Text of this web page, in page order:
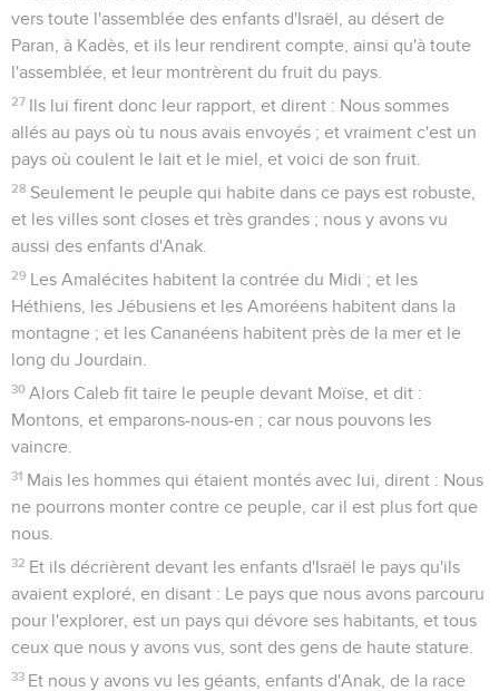
vers toute l'assemblée des enfants d'Israël, au désert de
Paran, à Kadès, et ils leur rendirent compte, ainsi qu'à toute
l'assemblée, et leur montrèrent du fruit du pays.
27 Ils lui firent donc leur rapport, et dirent : Nous sommes
allés au pays où tu nous avais envoyés ; et vraiment c'est un
pays où coulent le lait et le miel, et voici de son fruit.
28 Seulement le peuple qui habite dans ce pays est robuste,
et les villes sont closes et très grandes ; nous y avons vu
aussi des enfants d'Anak.
29 Les Amalécites habitent la contrée du Midi ; et les
Héthiens, les Jébusiens et les Amoréens habitent dans la
montagne ; et les Cananéens habitent près de la mer et le
long du Jourdain.
30 Alors Caleb fit taire le peuple devant Moïse, et dit :
Montons, et emparons-nous-en ; car nous pouvons les
vaincre.
31 Mais les hommes qui étaient montés avec lui, dirent : Nous
ne pourrons monter contre ce peuple, car il est plus fort que
nous.
32 Et ils décrièrent devant les enfants d'Israël le pays qu'ils
avaient exploré, en disant : Le pays que nous avons parcouru
pour l'explorer, est un pays qui dévore ses habitants, et tous
ceux que nous y avons vus, sont des gens de haute stature.
33 Et nous y avons vu les géants, enfants d'Anak, de la race